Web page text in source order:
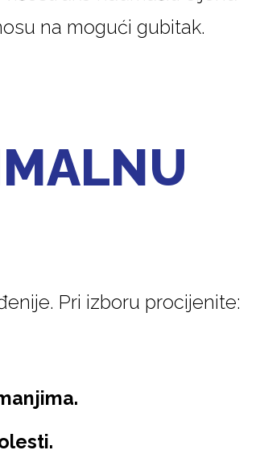
na mogući gubitak.
Pri izboru procijenite: